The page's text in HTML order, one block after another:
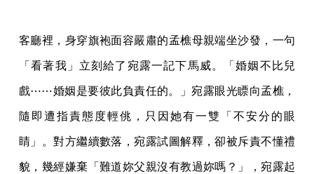
客廳裡，身穿旗袍面容嚴肅的孟樵母親端坐沙發，一句
「看著我」立刻給了宛露一記下馬威。「婚姻不比兒
戲⋯⋯婚姻是要彼此負責任的。」宛露眼光瞟向孟樵，
隨即遭指責態度輕佻，只因她有一雙「不安分的眼
睛」。對方繼續數落，宛露試圖解釋，卻被斥責不懂禮
貌，幾經嫌棄「難道妳父親沒有教過妳嗎？」，宛露起